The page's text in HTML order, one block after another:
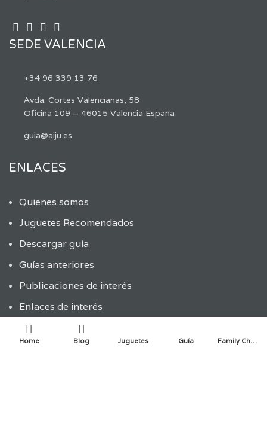
SEDE VALENCIA
+34 96 339 13 76
Avda. Cortes Valencianas, 58
Oficina 109 – 46015 Valencia España
guia@aiju.es
ENLACES
Quienes somos
Juguetes Recomendados
Descargar guía
Guías anteriores
Publicaciones de interés
Enlaces de interés
Política de privacidad y cookies
Home Blog Juguetes Guía Family Choice